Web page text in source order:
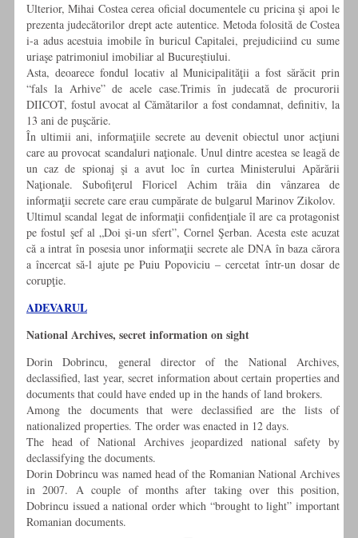
Ulterior, Mihai Costea cerea oficial documentele cu pricina şi apoi le
prezenta judecătorilor drept acte autentice. Metoda folosită de Costea
i-a adus acestuia imobile în buricul Capitalei, prejudiciind cu sume
uriaşe patrimoniul imobiliar al Bucureştiului.
Asta, deoarece fondul locativ al Municipalităţii a fost sărăcit prin
“fals la Arhive” de acele case.Trimis în judecată de procurorii
DIICOT, fostul avocat al Cămătarilor a fost condamnat, definitiv, la
13 ani de puşcărie.
În ultimii ani, informaţiile secrete au devenit obiectul unor acţiuni
care au provocat scandaluri naţionale. Unul dintre acestea se leagă de
un caz de spionaj şi a avut loc în curtea Ministerului Apărării
Naţionale. Subofiţerul Floricel Achim trăia din vânzarea de
informaţii secrete care erau cumpărate de bulgarul Marinov Zikolov.
Ultimul scandal legat de informaţii confidenţiale îl are ca protagonist
pe fostul şef al „Doi şi-un sfert”, Cornel Şerban. Acesta este acuzat
că a intrat în posesia unor informaţii secrete ale DNA în baza cărora
a încercat să-l ajute pe Puiu Popoviciu – cercetat într-un dosar de
corupţie.
ADEVARUL
National Archives, secret information on sight
Dorin Dobrincu, general director of the National Archives,
declassified, last year, secret information about certain properties and
documents that could have ended up in the hands of land brokers.
Among the documents that were declassified are the lists of
nationalized properties. The order was enacted in 12 days.
The head of National Archives jeopardized national safety by
declassifying the documents.
Dorin Dobrincu was named head of the Romanian National Archives
in 2007. A couple of months after taking over this position,
Dobrincu issued a national order which “brought to light” important
Romanian documents.